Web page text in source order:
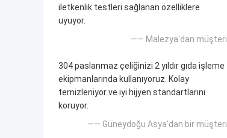
iletkenlik testleri sağlanan özelliklere
uyuyor.
—— Malezya'dan müşteri
304 paslanmaz çeliğinizi 2 yıldır gıda işleme
ekipmanlarında kullanıyoruz. Kolay
temizleniyor ve iyi hijyen standartlarını
koruyor.
—— Güneydoğu Asya'dan bir müşteri